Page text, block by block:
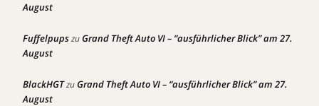
August
FuffelpupszuGrand Theft Auto VI – “ausführlicher Blick” am 27.
August
BlackHGTzuGrand Theft Auto VI – “ausführlicher Blick” am 27.
August